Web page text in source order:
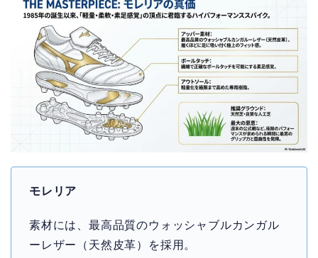
モレリア
素材には、最高品質のウォッシャブルカンガル
ーレザー（天然皮革）を採用。